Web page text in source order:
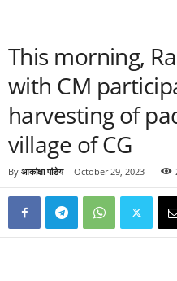
This morning,
with CM
harvesting of
village of CG
By आकांक्षा पांडेय- October 29, 2023